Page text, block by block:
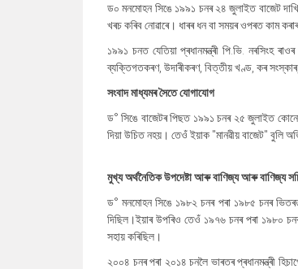
ড০ মনমোহন সিঙে ১৯৯১ চনৰ ২৪ জুলাইত বাজেট
খৰচ কৰিব নোৱাৰে। ধাৰৰ ধন বা সময়ৰ ওপৰত কাম
১৯৯১ চনত যেতিয়া প্ৰধানমন্ত্ৰী পি.ভি. নৰসিংহ
ব্যক্তিগতকৰণ, উদাৰীকৰণ, বিত্তীয় খণ্ড, কৰ
সংবাদ মাধ্যমৰ সৈতে যোগাযোগ
ড° সিঙে বাজেটৰ পিছত ১৯৯১ চনৰ ২৫ জুলাইত কোনো
দিয়া উচিত নহয়। তেওঁ ইয়াক "মানৱীয় বাজেট" বুলি
মুখ্য অৰ্থনৈতিক উপদেষ্টা আৰু বাণিজ্য আৰু বাণিজ্য
ড° মনমোহন সিঙে ১৯৮২ চনৰ পৰা ১৯৮৫ চনৰ
দিছিল।ইয়াৰ উপৰিও তেওঁ ১৯৭৬ চনৰ পৰা ১৯৮০ চনৰ
সহায় কৰিছিল।
২০০৪ চনৰ পৰা ২০১৪ চনলৈ ভাৰতৰ প্ৰধানমন্ত্ৰী